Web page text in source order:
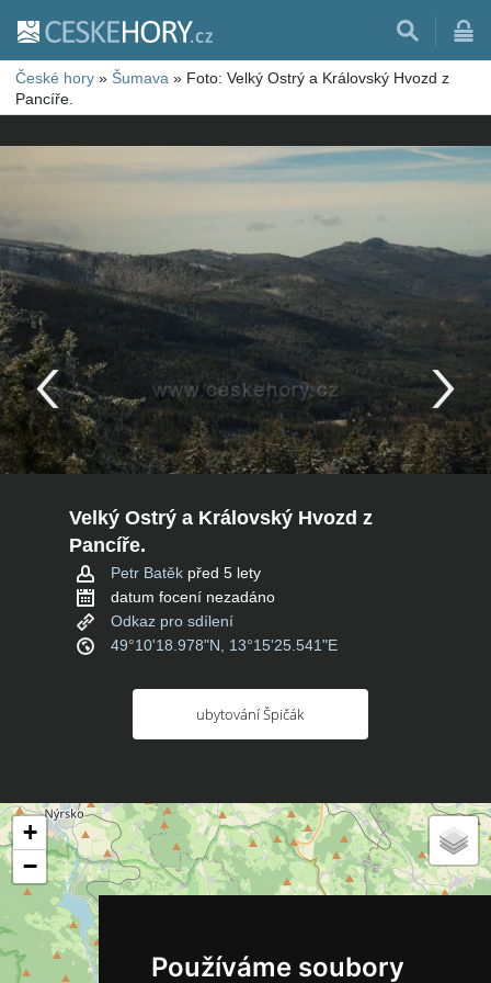
Používáme soubory
České hory » Šumava » Foto: Velký Ostrý a Královský Hvozd z
Pancíře.
Velký Ostrý a Královský Hvozd z
Pancíře.
Petr Batěk před 5 lety
datum focení nezadáno
Odkaz pro sdílení
49°10'18.978"N, 13°15'25.541"E
ubytování Špičák
+
−